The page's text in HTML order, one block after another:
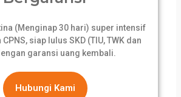
(Menginap 30 hari) super intensif
siap lulus SKD (TIU, TWK dan
garansi uang kembali.
Hubungi Kami